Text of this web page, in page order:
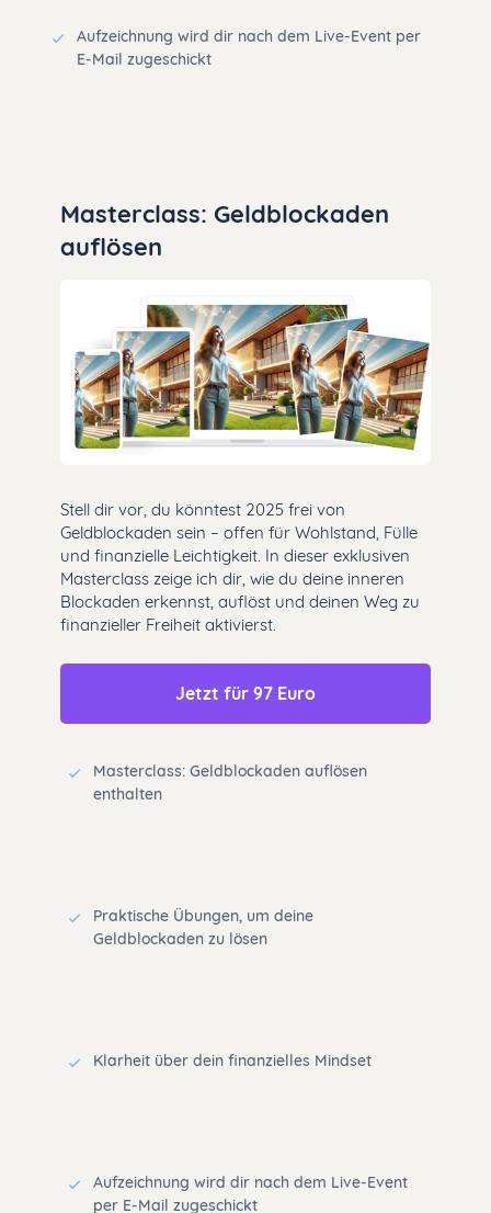
Aufzeichnung wird dir nach dem Live-Event per
E-Mail zugeschickt
Masterclass: Geldblockaden
auflösen
Stell dir vor, du könntest 2025 frei von
Geldblockaden sein – offen für Wohlstand, Fülle
und finanzielle Leichtigkeit. In dieser exklusiven
Masterclass zeige ich dir, wie du deine inneren
Blockaden erkennst, auflöst und deinen Weg zu
finanzieller Freiheit aktivierst.
Jetzt für 97 Euro
Masterclass: Geldblockaden auflösen
enthalten
Praktische Übungen, um deine
Geldblockaden zu lösen
Klarheit über dein finanzielles Mindset
Aufzeichnung wird dir nach dem Live-Event
per E-Mail zugeschickt